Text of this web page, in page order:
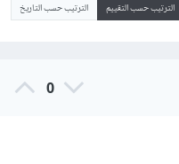
الترتيب حسب التقييم الترتيب حسب التاريخ
0